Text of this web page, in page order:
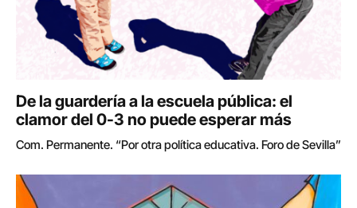
De la guardería a la escuela pública: el
clamor del 0-3 no puede esperar más
Com. Permanente. “Por otra política educativa. Foro de Sevilla”